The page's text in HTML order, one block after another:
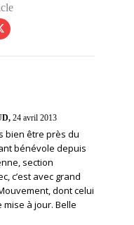
24 avril 2013
bien être près du
bénévole depuis
section
c’est avec grand
dont celui
à jour. Belle